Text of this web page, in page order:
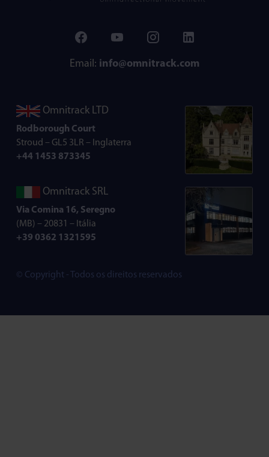
Email: info@omnitrack.com
Omnitrack LTD
Rodborough Court
Stroud – GL5 3LR – Inglaterra
+44 1453 873345
Omnitrack SRL
Via Comina 16, Seregno
(MB) – 20831 – Itália
+39 0362 1321595
© Copyright - Todos os direitos reservados